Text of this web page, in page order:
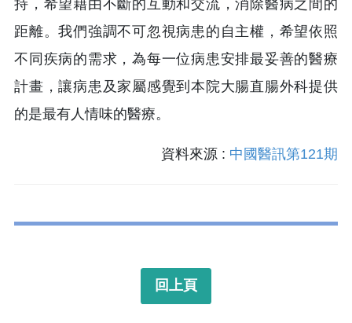
持，希望藉由不斷的互動和交流，消除醫病之間的
距離。我們強調不可忽視病患的自主權，希望依照
不同疾病的需求，為每一位病患安排最妥善的醫療
計畫，讓病患及家屬感覺到本院大腸直腸外科提供
的是最有人情味的醫療。
資料來源 : 中國醫訊第121期
回上頁